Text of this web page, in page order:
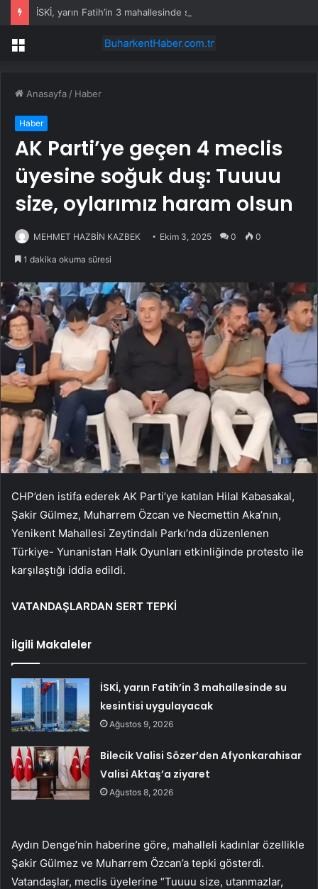
İSKİ, yarın Fatih’in 3 mahallesinde su kesintisi uygulayacak
Menü
Anasayfa / Haber
Haber
AK Parti’ye geçen 4 meclis
üyesine soğuk duş: Tuuuu
size, oylarımız haram olsun
MEHMET HAZBİN KAZBEK Ekim 3, 2025 0 0
1 dakika okuma süresi
CHP’den istifa ederek AK Parti’ye katılan Hilal Kabasakal,
Şakir Gülmez, Muharrem Özcan ve Necmettin Aka’nın,
Yenikent Mahallesi Zeytindalı Parkı’nda düzenlenen
Türkiye- Yunanistan Halk Oyunları etkinliğinde protesto ile
karşılaştığı iddia edildi.
VATANDAŞLARDAN SERT TEPKİ
İlgili Makaleler
İSKİ, yarın Fatih’in 3 mahallesinde su
kesintisi uygulayacak
Ağustos 9, 2026
Bilecik Valisi Sözer’den Afyonkarahisar
Valisi Aktaş’a ziyaret
Ağustos 8, 2026
Aydın Denge’nin haberine göre, mahalleli kadınlar özellikle
Şakir Gülmez ve Muharrem Özcan’a tepki gösterdi.
Vatandaşlar, meclis üyelerine “Tuuuu size, utanmazlar,